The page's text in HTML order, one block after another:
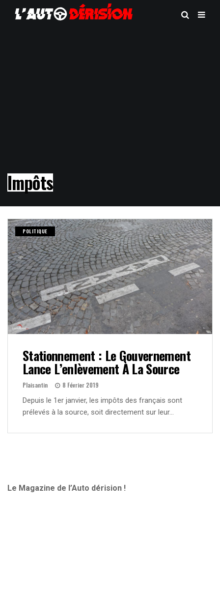
Impôts
POLITIQUE
Stationnement : Le Gouvernement
Lance L’enlèvement À La Source
Plaisantin 8 Février 2019
Depuis le 1er janvier, les impôts des français sont
prélevés à la source, soit directement sur leur…
Le Magazine de l’Auto dérision !